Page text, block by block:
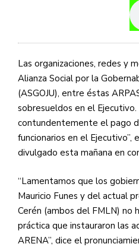
Las organizaciones, redes y
Alianza Social por la
(ASGOJU), entre éstas
sobresueldos en el Ejecutivo.
contundentemente el pago
funcionarios en el Ejecutivo”,
divulgado esta mañana en
“Lamentamos que los
Mauricio Funes y del actual
Cerén (ambos del FMLN) no
práctica que instauraron las
ARENA”, dice el